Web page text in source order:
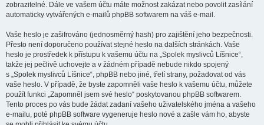
zobrazitelné. Dále ve vašem účtu máte možnost zakázat nebo povolit zasílání
automaticky vytvářených e-mailů phpBB softwarem na váš e-mail.
Vaše heslo je zašifrováno (jednosměrný hash) pro zajištění jeho bezpečnosti.
Přesto není doporučeno používat stejné heslo na dalších stránkách. Vaše
heslo je prostředek k přístupu k vašemu účtu na „Spolek myslivců Líšnice“,
takže jej pečlivě uchovejte a v žádném případě nebude nikdo spojený
s „Spolek myslivců Líšnice“, phpBB nebo jiné, třetí strany, požadovat od vás
vaše heslo. V případě, že byste zapomněli vaše heslo k vašemu účtu, můžete
použít funkci „Zapomněl jsem své heslo“ poskytovanou phpBB softwarem.
Tento proces po vás bude žádat zadaní vašeho uživatelského jména a vašeho
e-mailu, poté phpBB software vygeneruje heslo nové a zašle vám ho, abyste